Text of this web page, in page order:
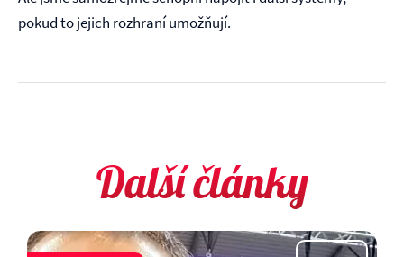
pokud to jejich rozhraní umožňují.
Další články